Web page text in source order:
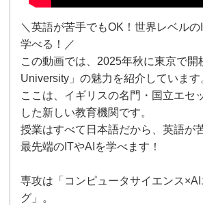
＼英語が苦手でもOK！世界レベル
学べる！／
この動画では、2025年秋に東京で開
University」の魅力を紹介しています
ここは、イギリスの名門・国立エセ
した新しい教育機関です。
授業はすべて日本語だから、英語が
最先端のITやAIを学べます！
専攻は「コンピュータサイエンス
グ」。